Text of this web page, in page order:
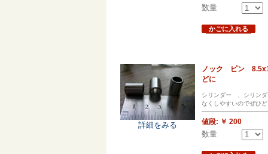
数量
かごに入れる
詳細をみる
ノック ピン
どに
シリンダー 、シリン
なくしやすいのでぜひ
値段: ￥ 200
数量